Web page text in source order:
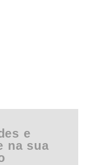
e
na sua